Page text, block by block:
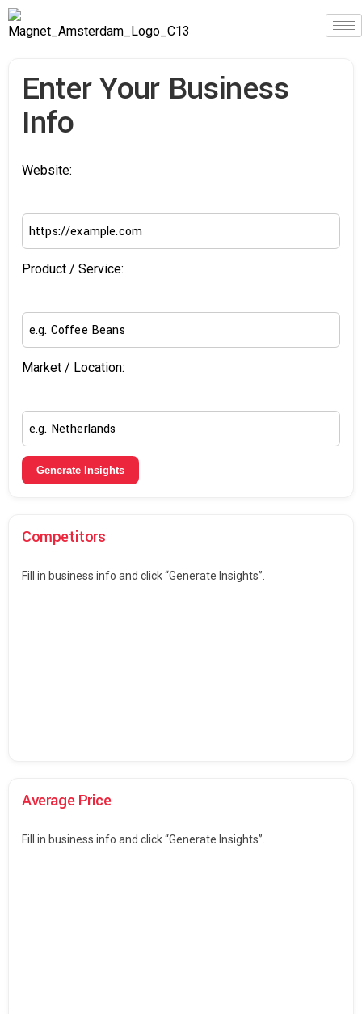
Enter Your Business
Info
Website:
Product / Service:
Market / Location:
Generate Insights
Competitors
Fill in business info and click “Generate Insights”.
Average Price
Fill in business info and click “Generate Insights”.